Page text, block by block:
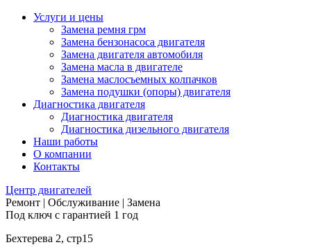
Услуги и цены
Замена ремня грм
Замена бензонасоса двигателя
Замена двигателя автомобиля
Замена масла в двигателе
Замена маслосъемных колпачков
Замена подушки (опоры) двигателя
Диагностика двигателя
Диагностика двигателя
Диагностика дизельного двигателя
Наши работы
О компании
Контакты
Центр двигателей
Ремонт | Обслуживание | Замена
Под ключ с гарантией 1 год
Бехтерева 2, стр15